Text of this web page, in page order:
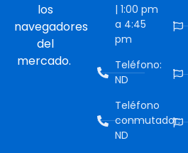
los
navegadores
del
mercado.
| 1:00 pm
a 4:45
pm
Teléfono:
ND
Teléfono
conmutador:
ND